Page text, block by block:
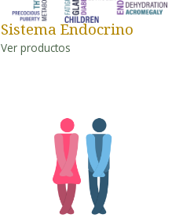
Sistema Endocrino
Ver productos